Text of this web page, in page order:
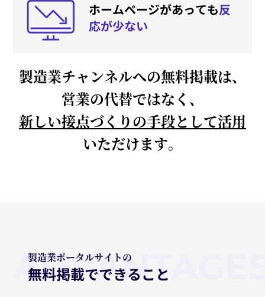
ホームページがあっても反
応が少ない
製造業チャンネルへの無料掲載は、
営業の代替ではなく、
新しい接点づくりの手段として活用
いただけます。
製造業ポータルサイトの
無料掲載でできること